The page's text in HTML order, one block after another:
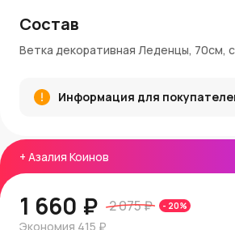
+ Азалия Коинов
1 660 ₽ 2 075 ₽ - 20%
Экономия 415 ₽
Характеристики:
Длина: 70 см
Цвет
: Сиреневый с
Яркий акцент: Блестящие
праздничную атмосферу.
Легкость комбинирования:
Устойчивость:
обеспечивают долговечность.
Состав
Ветка декоративная Леденцы, 70см,
Информация для